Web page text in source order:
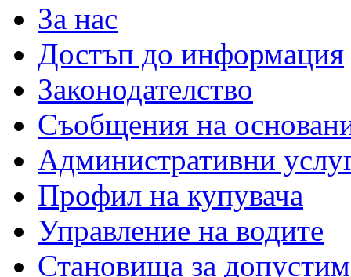
За нас
Достъп до информация
Законодателство
Съобщения на
Административни
Профил на купувача
Управление на водите
Становища за